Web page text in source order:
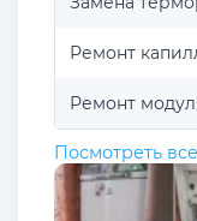
Ремонт
Ремонт
Посмотреть